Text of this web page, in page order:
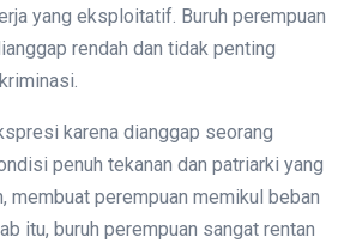
yang eksploitatif. Buruh perempuan
rendah dan tidak penting
karena dianggap seorang
penuh tekanan dan patriarki yang
membuat perempuan memikul beban
itu, buruh perempuan sangat rentan